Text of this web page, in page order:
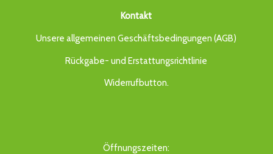
Kontakt
Unsere allgemeinen Geschäftsbedingungen (AGB)
Rückgabe- und Erstattungsrichtlinie
Widerrufbutton.
Öffnungszeiten: